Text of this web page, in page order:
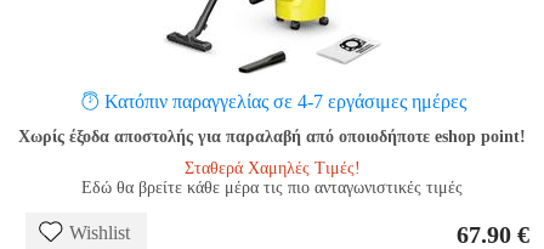
Κατόπιν παραγγελίας σε 4-7 εργάσιμες ημέρες
Χωρίς έξοδα αποστολής για παραλαβή από οποιοδήποτε eshop point!
Σταθερά Χαμηλές Τιμές!
Εδώ θα βρείτε κάθε μέρα τις πιο ανταγωνιστικές τιμές
Wishlist 67.90 €